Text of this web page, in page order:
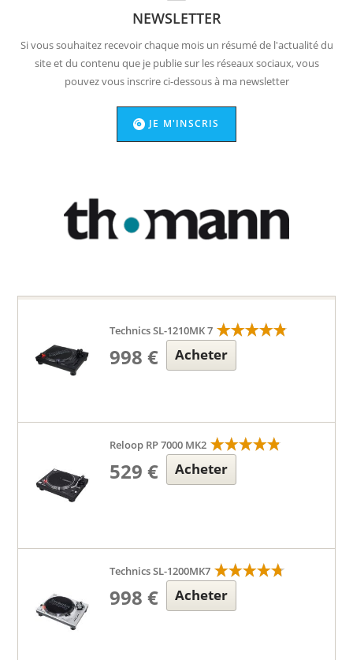
NEWSLETTER
Si vous souhaitez recevoir chaque mois un résumé de l'actualité du
site et du contenu que je publie sur les réseaux sociaux, vous
pouvez vous inscrire ci-dessous à ma newsletter
JE M'INSCRIS
Technics SL-1210MK 7
998 € Acheter
Reloop RP 7000 MK2
529 € Acheter
Technics SL-1200MK7
998 € Acheter